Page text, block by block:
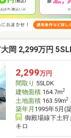
岡 2,299万円
2,299万円
間取り 5SLDK
建物面積164.7m2
土地面積163.59m2
築年月 1995年5月(
御殿場線下土狩
キロ